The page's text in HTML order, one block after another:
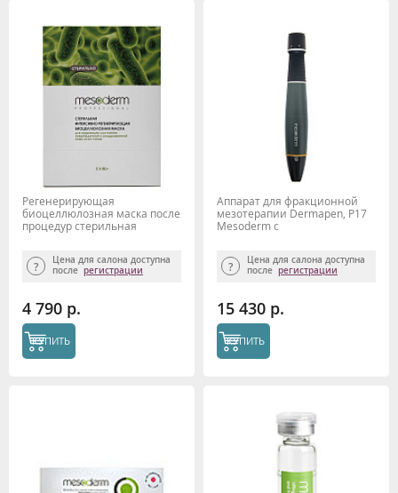
Регенерирующая
биоцеллюлозная маска после
процедур стерильная
Цена для салона доступна
после регистрации
4 790 р.
КУПИТЬ
Аппарат для фракционной
мезотерапии Dermapen, P17
Mesoderm c
Цена для салона доступна
после регистрации
15 430 р.
КУПИТЬ